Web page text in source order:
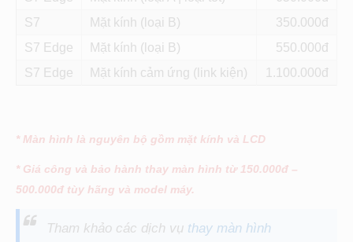
S7
Mặt kính (loại B)
350
S7 Edge
Mặt kính (loại B)
550
S7 Edge
Mặt kính cảm ứng (link kiện) 1.100
* Màn hình là nguyên bộ gồm mặt kính và LCD
* Giá công và bảo hành thay màn hình từ 150.000đ –
500.000đ tùy hãng và model máy.
Tham khảo các dịch vụ thay màn hình